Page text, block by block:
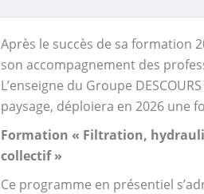
Après le succès de sa formation
son accompagnement des
L’enseigne du Groupe
paysage, déploiera en 2026 une
Formation « Filtration,
collectif »
Ce programme en présentiel